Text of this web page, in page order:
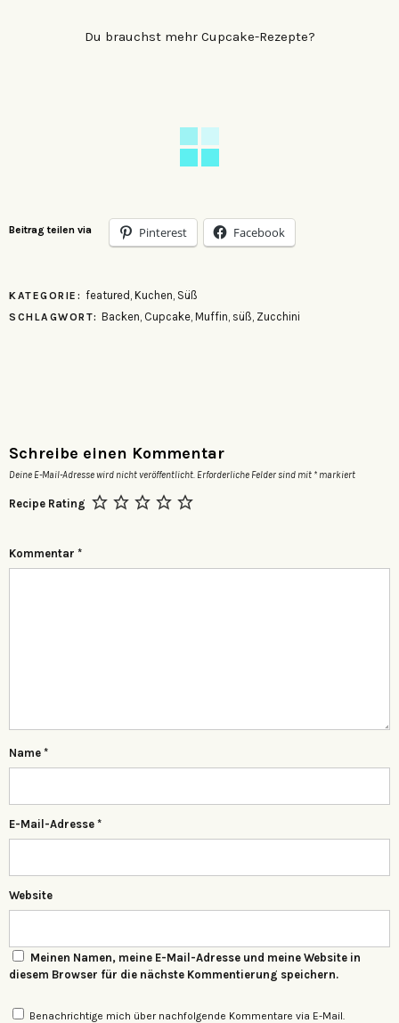
Du brauchst mehr Cupcake-Rezepte?
Beitrag teilen via Pinterest Facebook
KATEGORIE: featured Kuchen Süß
SCHLAGWORT: Backen Cupcake Muffin süß Zucchini
Schreibe einen Kommentar
Deine E-Mail-Adresse wird nicht veröffentlicht. Erforderliche Felder sind mit * markiert
Recipe Rating
Kommentar *
Name *
E-Mail-Adresse *
Website
Meinen Namen, meine E-Mail-Adresse und meine Website in
diesem Browser für die nächste Kommentierung speichern.
Benachrichtige mich über nachfolgende Kommentare via E-Mail.